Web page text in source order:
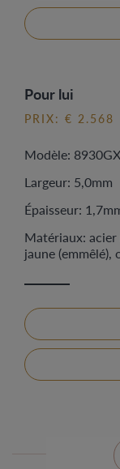
Pour lui
PRIX: € 2.568
Modèle:
Largeur: 5,0mm
Épaisseur:
Matériaux: acier
jaune (emmêlé),